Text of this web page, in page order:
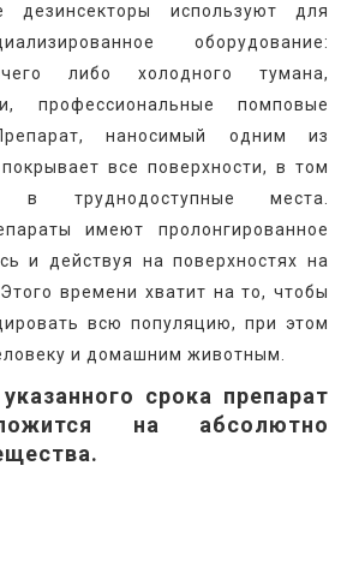
дезинсекторы используют для
оборудование:
либо холодного тумана,
профессиональные помповые
наносимый одним из
все поверхности, в том
в труднодоступные места.
имеют пролонгированное
и действуя на поверхностях на
времени хватит на то, чтобы
всю популяцию, при этом
и домашним животным.
срока препарат
на абсолютно